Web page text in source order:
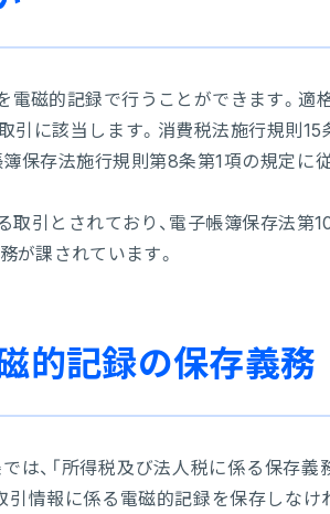
電磁的記録で行うことができます。適
引に該当します。消費税法施行規則15
保存法施行規則第8条第1項の規定に
引とされており、電子帳簿保存法第
が課されています。
的記録の保存義務
では、「所得税及び法人税に係る保存
引情報に係る電磁的記録を保存しなけ